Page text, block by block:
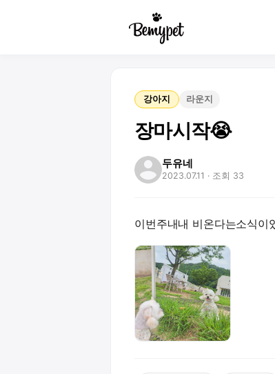
강아지 라운지
장마시작😭
두유네
2023.07.11 · 조회 33
이번주내내 비온다는소식이